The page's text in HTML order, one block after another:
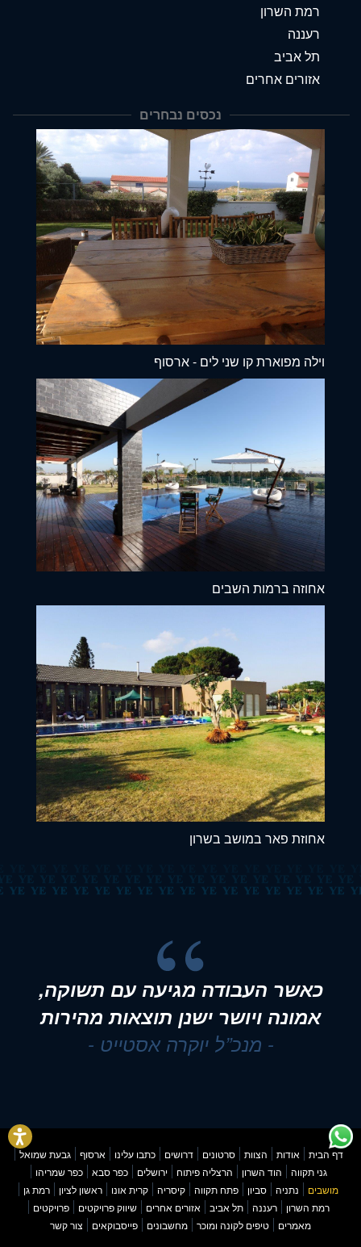
רמת השרון
רעננה
תל אביב
אזורים אחרים
נכסים נבחרים
וילה מפוארת קו שני לים - ארסוף
אחוזה ברמות השבים
אחוזת פאר במושב בשרון
כאשר העבודה מגיעה עם תשוקה,
אמונה ויושר ישנן תוצאות מהירות
- מנכ”ל יוקרה אסטייט -
אין הזדמנות שנייה או שלישית לרושם
ראשוני
- מנכ”ל יוקרה אסטייט -
דף הבית אודות הצוות סרטונים דרושים כתבו עלינו ארסוף
גבעת שמואל
גני תקווה
הוד השרון הרצליה פיתוח ירושלים כפר סבא
כפר שמריהו
מושבים
נתניה סביון פתח תקווה קיסריה קרית אונו ראשון לציון
רמת גן
רמת השרון
רעננה תל אביב אזורים אחרים שיווק פרויקטים
פרויקטים
מאמרים
טיפים לקונה ומוכר מחשבונים פייסבוקאים צור קשר